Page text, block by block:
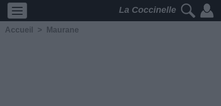
La Coccinelle
Accueil > Maurane